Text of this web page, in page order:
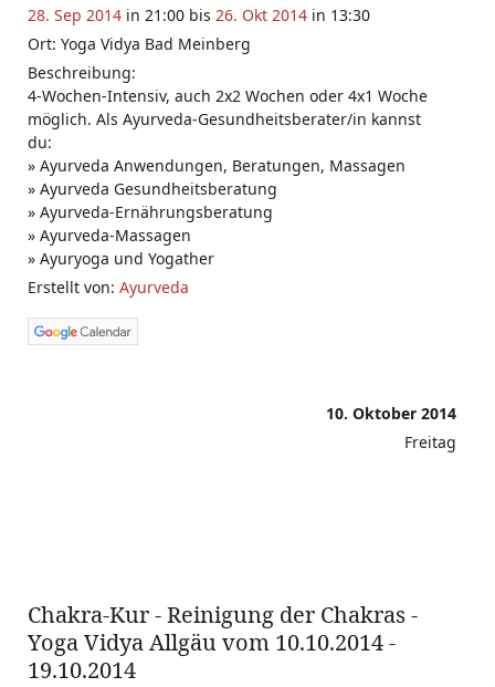
28. Sep 2014 in 21:00 bis 26. Okt 2014 in 13:30
Ort: Yoga Vidya Bad Meinberg
Beschreibung:
4-Wochen-Intensiv, auch 2x2 Wochen oder 4x1 Woche
möglich. Als Ayurveda-Gesundheitsberater/in kannst
du:
» Ayurveda Anwendungen, Beratungen, Massagen
» Ayurveda Gesundheitsberatung
» Ayurveda-Ernährungsberatung
» Ayurveda-Massagen
» Ayuryoga und Yogather
Erstellt von: Ayurveda
10. Oktober 2014
Freitag
Chakra-Kur - Reinigung der Chakras -
Yoga Vidya Allgäu vom 10.10.2014 -
19.10.2014